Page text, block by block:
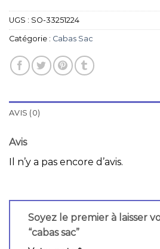
UGS : SO-33251224
Catégorie : Cabas Sac
AVIS (0)
Avis
Il n’y a pas encore d’avis.
Soyez le premier à laisser
“cabas sac”